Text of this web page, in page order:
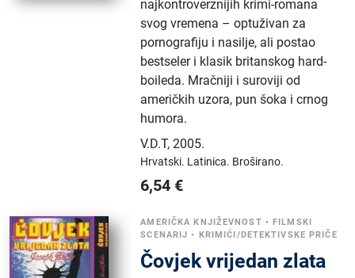
najkontroverznijih krimi-romana
svog vremena – optuživan za
pornografiju i nasilje, ali postao
bestseler i klasik britanskog hard-
boileda. Mračniji i suroviji od
američkih uzora, pun šoka i crnog
humora.
V.D.T,2005.
Hrvatski. Latinica. Broširano.
6,54 €
AMERIČKA KNJIŽEVNOST •FILMSKI
SCENARIJ • KRIMIĆI/DETEKTIVSKE PRIČE
Čovjek vrijedan zlata